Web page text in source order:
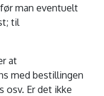
man eventuelt
til
at
med bestillingen
osv. Er det ikke